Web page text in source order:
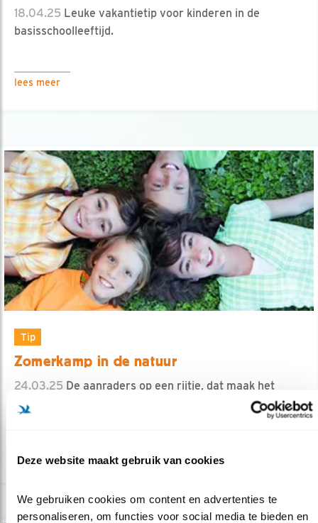
Deze website maakt gebruik van cookies
We gebruiken cookies om content en advertenties te
personaliseren, om functies voor social media te bieden en
18.04.25 Leuke vakantietip voor kinderen in de
basisschoolleeftijd.
lees meer
Tip
Zomerkamp in de natuur
24.03.25 De aanraders op een rijtje, dat maak het
kiezen makkelijker.
lees meer